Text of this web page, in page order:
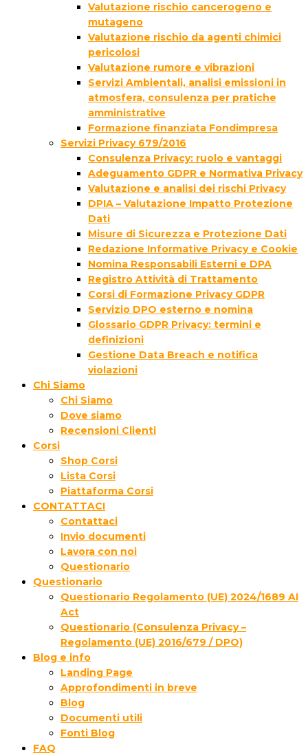
Valutazione rischio cancerogeno e
mutageno
Valutazione rischio da agenti chimici
pericolosi
Valutazione rumore e vibrazioni
Servizi Ambientali, analisi emissioni in
atmosfera, consulenza per pratiche
amministrative
Formazione finanziata Fondimpresa
Servizi Privacy 679/2016
Consulenza Privacy: ruolo e vantaggi
Adeguamento GDPR e Normativa Privacy
Valutazione e analisi dei rischi Privacy
DPIA – Valutazione Impatto Protezione
Dati
Misure di Sicurezza e Protezione Dati
Redazione Informative Privacy e Cookie
Nomina Responsabili Esterni e DPA
Registro Attività di Trattamento
Corsi di Formazione Privacy GDPR
Servizio DPO esterno e nomina
Glossario GDPR Privacy: termini e
definizioni
Gestione Data Breach e notifica
violazioni
Chi Siamo
Chi Siamo
Dove siamo
Recensioni Clienti
Corsi
Shop Corsi
Lista Corsi
Piattaforma Corsi
CONTATTACI
Contattaci
Invio documenti
Lavora con noi
Questionario
Questionario
Questionario Regolamento (UE) 2024/1689 AI
Act
Questionario (Consulenza Privacy –
Regolamento (UE) 2016/679 / DPO)
Blog e info
Landing Page
Approfondimenti in breve
Blog
Documenti utili
Fonti Blog
FAQ